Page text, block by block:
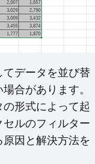
データを並び替
合があります。
形式によって起
ルのフィルター
因と解決方法を